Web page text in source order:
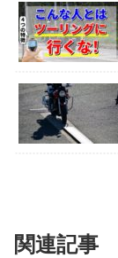
関連記事